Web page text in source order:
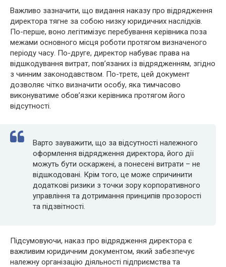
Важливо зазначити, що видання наказу про відрядження
директора тягне за собою низку юридичних наслідків.
По-перше, воно легітимізує перебування керівника поза
межами основного місця роботи протягом визначеного
періоду часу. По-друге, директор набуває права на
відшкодування витрат, пов’язаних із відрядженням, згідно
з чинним законодавством. По-третє, цей документ
дозволяє чітко визначити особу, яка тимчасово
виконуватиме обов’язки керівника протягом його
відсутності.
Варто зауважити, що за відсутності належного
оформлення відрядження директора, його дії
можуть бути оскаржені, а понесені витрати – не
відшкодовані. Крім того, це може спричинити
додаткові ризики з точки зору корпоративного
управління та дотримання принципів прозорості
та підзвітності.
Підсумовуючи, наказ про відрядження директора є
важливим юридичним документом, який забезпечує
належну організацію діяльності підприємства та